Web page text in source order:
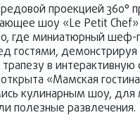
проекцией 360°
шоу «Le Petit
где миниатюрный шеф-
гостями, демонстрируя
в
«Мамская
кулинарным шоу,
полезные развлечения.